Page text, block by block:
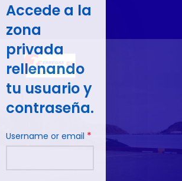
Accede a la
zona
privada
rellenando
tu usuario y
contraseña.
Username or email *